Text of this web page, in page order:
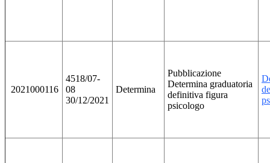
2021000116
4518/07-
08
30/12/2021
Determina
Pubblicazione
Determina graduatoria
definitiva figura
psicologo